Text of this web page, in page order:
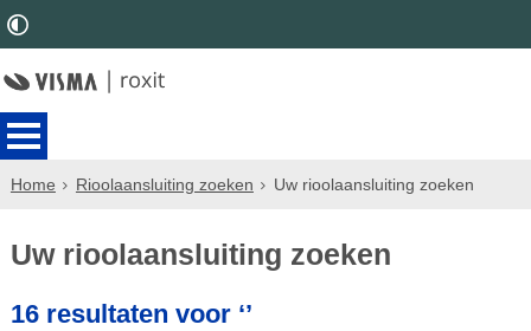
Home Rioolaansluiting zoeken Uw rioolaansluiting zoeken
Uw rioolaansluiting zoeken
16 resultaten voor ‘’